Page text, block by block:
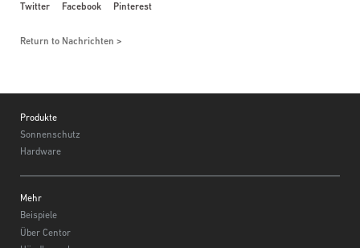
Twitter
Facebook Pinterest
Return to Nachrichten
Produkte
Sonnenschutz
Hardware
Mehr
Beispiele
Über Centor